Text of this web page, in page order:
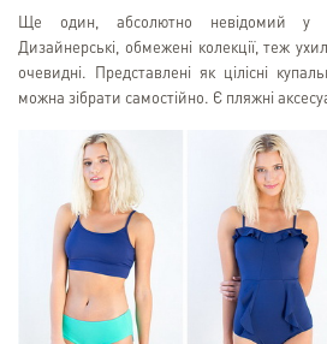
Ще один, абсолютно невідомий у
Дизайнерські, обмежені колекції, теж
очевидні. Представлені як цілісні
можна зібрати самостійно. Є пляжні